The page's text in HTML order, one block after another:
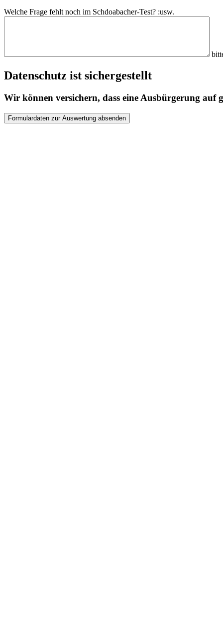
Welche Frage fehlt noch im Schdoabacher-Test? :usw.
Datenschutz ist sichergestellt
Wir können versichern, dass eine Ausbürgerung